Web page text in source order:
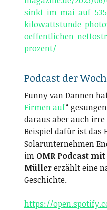
sinkt-im-mai-auf-
kilowattstunde-
oeffentlichen-
prozent/
Podcast der
Funny van Dannen
Firmen auf“
daraus aber auch
Beispiel dafür ist das
Solarunternehmen
im OMR Podcast
Müllererzählt eine
Geschichte.
https://